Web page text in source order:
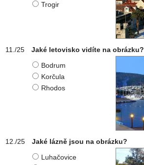
Trogir
Jaké letovisko vidíte na obrázku?
Bodrum
Korčula
Rhodos
Jaké lázně jsou na obrázku?
Luhačovice